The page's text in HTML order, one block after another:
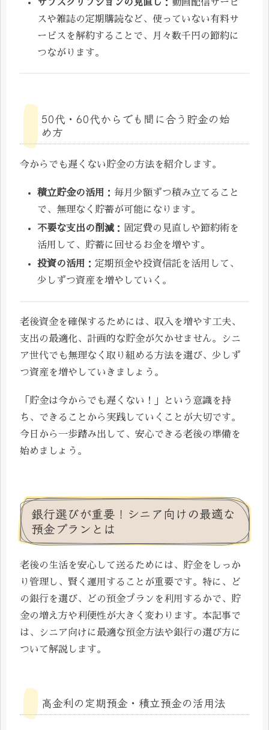
サブスクリプションの見直し ：動画配信サービ
スや雑誌の定期購読など、使っていない有料サ
ービスを解約することで、月々数千円の節約に
つながります。
50代・60代からでも間に合う貯金の始
め方
今からでも遅くない貯金の方法を紹介します。
積立貯金の活用
：毎月少額ずつ積み立てること
で、無理なく貯蓄が可能になります。
不要な支出の削減 ：固定費の見直しや節約術を
活用して、貯蓄に回せるお金を増やす。
投資の活用
：定期預金や投資信託を活用して、
少しずつ資産を増やしていく。
老後資金を確保するためには、収入を増やす工夫、
支出の最適化、計画的な貯金が欠かせません。シニ
ア世代でも無理なく取り組める方法を選び、少しず
つ資産を増やしていきましょう。
「貯金は今からでも遅くない！」という意識を持
ち、できることから実践していくことが大切です。
今日から一歩踏み出して、安心できる老後の準備を
始めましょう。
銀行選びが重要！シニア向けの最適な
預金プランとは
老後の生活を安心して送るためには、貯金をしっか
り管理し、賢く運用することが重要です。特に、ど
の銀行を選び、どの預金プランを利用するかで、貯
金の増え方や利便性が大きく変わります。本記事で
は、シニア向けに最適な預金方法や銀行の選び方に
ついて解説します。
高金利の定期預金・積立預金の活用法